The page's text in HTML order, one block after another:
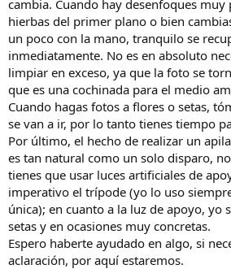
cambia. Cuando hay desenfoques muy
hierbas del primer plano o bien
un poco con la mano, tranquilo se
inmediatamente. No es en absoluto
limpiar en exceso, ya que la foto se
que es una cochinada para el medio
Cuando hagas fotos a flores o setas,
se van a ir, por lo tanto tienes tiempo
Por último, el hecho de realizar un
es tan natural como un solo disparo,
tienes que usar luces artificiales de
imperativo el trípode (yo lo uso
única); en cuanto a la luz de apoyo, yo
setas y en ocasiones muy concretas.
Espero haberte ayudado en algo, si
aclaración, por aquí estaremos.